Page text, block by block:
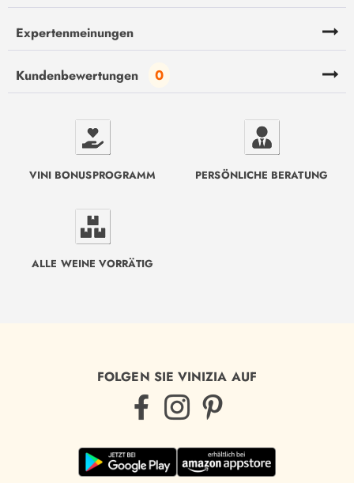
Expertenmeinungen
Kundenbewertungen 0
VINI BONUSPROGRAMM PERSÖNLICHE BERATUNG
ALLE WEINE VORRÄTIG
FOLGEN SIE VINIZIA AUF